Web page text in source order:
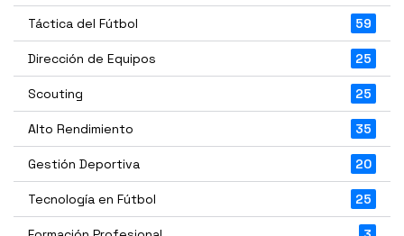
Táctica del Fútbol 59
Dirección de Equipos 25
Scouting 25
Alto Rendimiento 35
Gestión Deportiva 20
Tecnología en Fútbol 25